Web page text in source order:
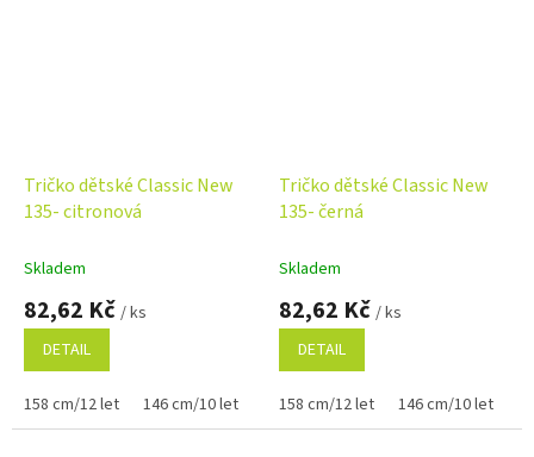
Tričko dětské Classic New
135- citronová
Skladem
82,62 Kč / ks
DETAIL
158 cm/12 let 146 cm/10 let 122 cm/6 let 134 cm/8 let 110
Tričko dětské Classic New
135- černá
Skladem
82,62 Kč / ks
DETAIL
158 cm/12 let 146 cm/10 let